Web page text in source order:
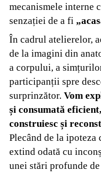
mecanismele interne
senzației de a fi
În cadrul atelierelor,
de la imagini din
a corpului, a
participanții spre
surprinzător. Vom
și consumată
construiesc și
Plecând de la ipoteza
extind odată cu
unei stări profunde